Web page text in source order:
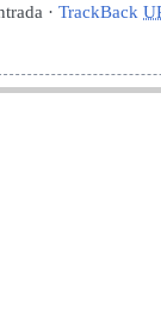
· TrackBack